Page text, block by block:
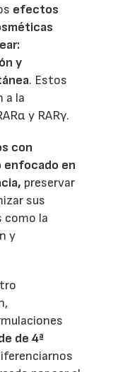
efectos
y
. Estos
a la
y RARγ.
con
enfocado en
preservar
sus
como la
y
de 4ª